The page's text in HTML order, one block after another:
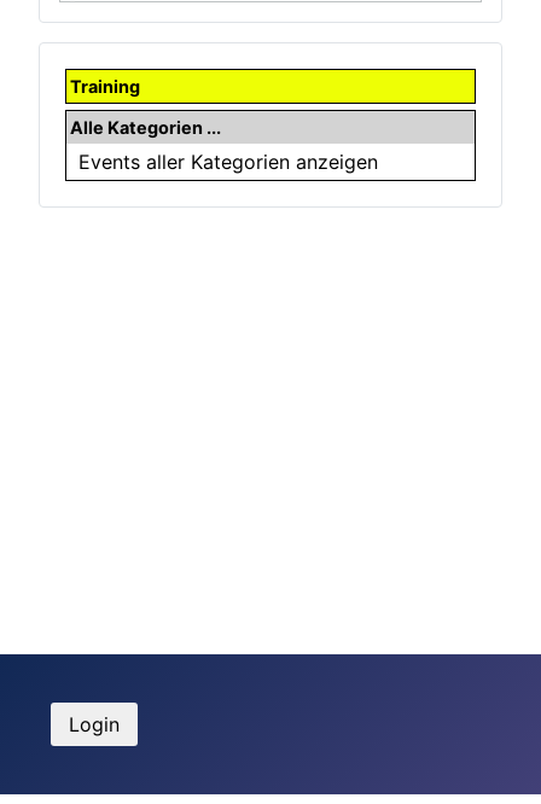
Training
Alle Kategorien ...
Events aller Kategorien anzeigen
Login